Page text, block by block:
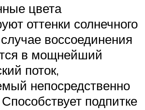
цвета
оттенки солнечного
воссоединения
в мощнейший
поток,
непосредственно
подпитке